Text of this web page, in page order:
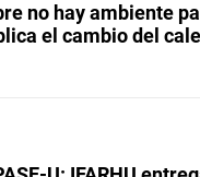
no hay ambiente
el cambio del